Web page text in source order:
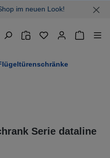
im neuen Look!
Serie dataline